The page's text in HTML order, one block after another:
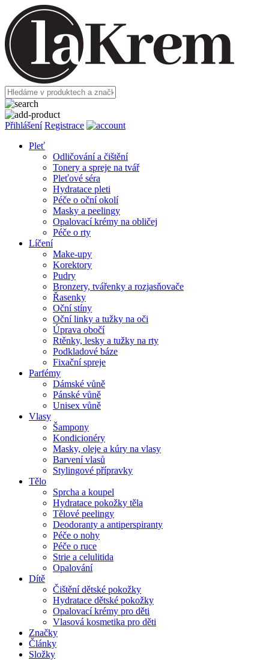
Přihlášení Registrace
Pleť
Odličování a čištění
Tonery a spreje na tvář
Pleťové séra
Hydratace pleti
Péče o oční okolí
Masky a peelingy
Opalovací krémy na obličej
Péče o rty
Líčení
Make-upy
Korektory
Pudry
Bronzery, tvářenky a rozjasňovače
Řasenky
Oční stíny
Oční linky a tužky na oči
Úprava obočí
Rtěnky, lesky a tužky na rty
Podkladové báze
Fixační spreje
Parfémy
Dámské vůně
Pánské vůně
Unisex vůně
Vlasy
Šampony
Kondicionéry
Masky, oleje a kúry na vlasy
Barvení vlasů
Stylingové přípravky
Tělo
Sprcha a koupel
Hydratace pokožky těla
Tělové peelingy
Deodoranty a antiperspiranty
Péče o nohy
Péče o ruce
Strie a celulitida
Opalování
Dítě
Čištění dětské pokožky
Hydratace dětské pokožky
Opalovací krémy pro děti
Vlasová kosmetika pro děti
Značky
Články
Složky